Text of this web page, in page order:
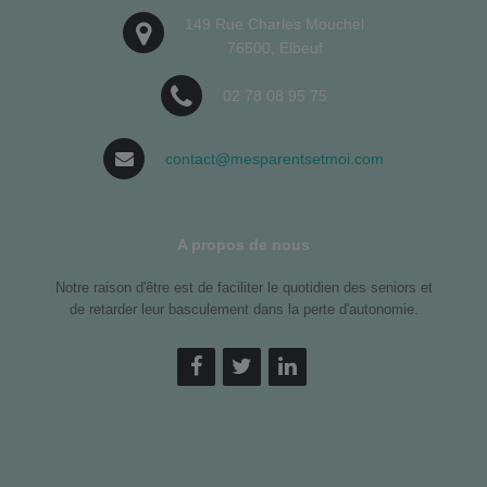
149 Rue Charles Mouchel
76500, Elbeuf
02 78 08 95 75
contact@mesparentsetmoi.com
A propos de nous
Notre raison d'être est de faciliter le quotidien des seniors et
de retarder leur basculement dans la perte d'autonomie.